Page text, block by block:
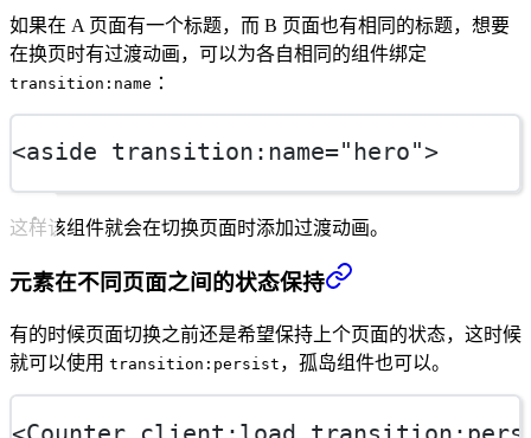
如果在 A 页面有一个标题，而 B 页面也有相同的标题，想要
在换页时有过渡动画，可以为各自相同的组件绑定
transition:name ：
<aside transition : name="hero">
这样该组件就会在切换页面时添加过渡动画。
元素在不同页面之间的状态保持
有的时候页面切换之前还是希望保持上个页面的状态，这时候
就可以使用 transition:persist ，孤岛组件也可以。